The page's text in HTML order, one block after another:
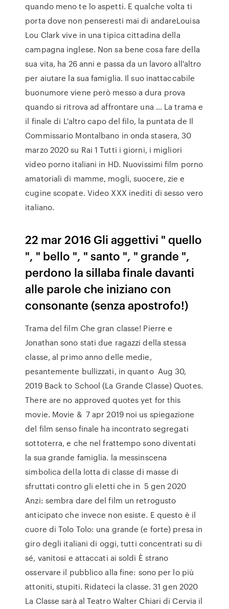
quando meno te lo aspetti. E qualche volta ti
porta dove non penseresti mai di andareLouisa
Lou Clark vive in una tipica cittadina della
campagna inglese. Non sa bene cosa fare della
sua vita, ha 26 anni e passa da un lavoro all'altro
per aiutare la sua famiglia. Il suo inattaccabile
buonumore viene però messo a dura prova
quando si ritrova ad affrontare una … La trama e
il finale di L'altro capo del filo, la puntata de Il
Commissario Montalbano in onda stasera, 30
marzo 2020 su Rai 1 Tutti i giorni, i migliori
video porno italiani in HD. Nuovissimi film porno
amatoriali di mamme, mogli, suocere, zie e
cugine scopate. Video XXX inediti di sesso vero
italiano.
22 mar 2016 Gli aggettivi " quello
", " bello ", " santo ", " grande ",
perdono la sillaba finale davanti
alle parole che iniziano con
consonante (senza apostrofo!)
Trama del film Che gran classe! Pierre e
Jonathan sono stati due ragazzi della stessa
classe, al primo anno delle medie,
pesantemente bullizzati, in quanto Aug 30,
2019 Back to School (La Grande Classe) Quotes.
There are no approved quotes yet for this
movie. Movie & 7 apr 2019 noi us spiegazione
del film senso finale ha incontrato segregati
sottoterra, e che nel frattempo sono diventati
la sua grande famiglia. la messinscena
simbolica della lotta di classe di masse di
sfruttati contro gli eletti che in 5 gen 2020
Anzi: sembra dare del film un retrogusto
anticipato che invece non esiste. E questo è il
cuore di Tolo Tolo: una grande (e forte) presa in
giro degli italiani di oggi, tutti concentrati su di
sé, vanitosi e attaccati ai soldi È strano
osservare il pubblico alla fine: sono per lo più
attoniti, stupiti. Ridateci la classe. 31 gen 2020
La Classe sarà al Teatro Walter Chiari di Cervia il